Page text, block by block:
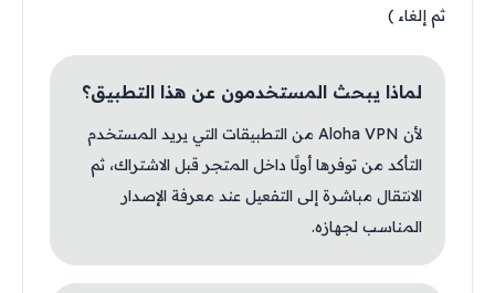
ثم إلغاء )
لماذا يبحث المستخدمون عن هذا التطبيق؟
لأن Aloha VPN من التطبيقات التي يريد المستخدم
التأكد من توفرها أولًا داخل المتجر قبل الاشتراك، ثم
الانتقال مباشرة إلى التفعيل عند معرفة الإصدار
المناسب لجهازه.